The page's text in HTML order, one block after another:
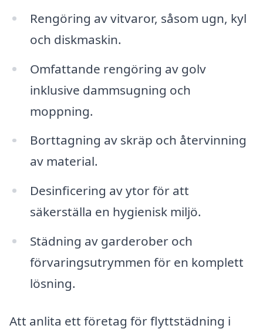
Rengöring av vitvaror, såsom ugn, kyl
och diskmaskin.
Omfattande rengöring av golv
inklusive dammsugning och
moppning.
Borttagning av skräp och återvinning
av material.
Desinficering av ytor för att
säkerställa en hygienisk miljö.
Städning av garderober och
förvaringsutrymmen för en komplett
lösning.
Att anlita ett företag för flyttstädning i